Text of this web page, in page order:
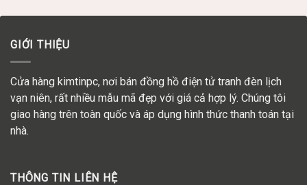
GIỚI THIỆU
Cửa hàng kimtinpc, nơi bán đồng hồ điện tử tranh đèn lịch
vạn niên, rất nhiều mẫu mã đẹp với giá cả hợp lý. Chúng tôi
giao hàng trên toàn quốc và áp dụng hình thức thanh toán tại
nhà.
THÔNG TIN LIÊN HỆ